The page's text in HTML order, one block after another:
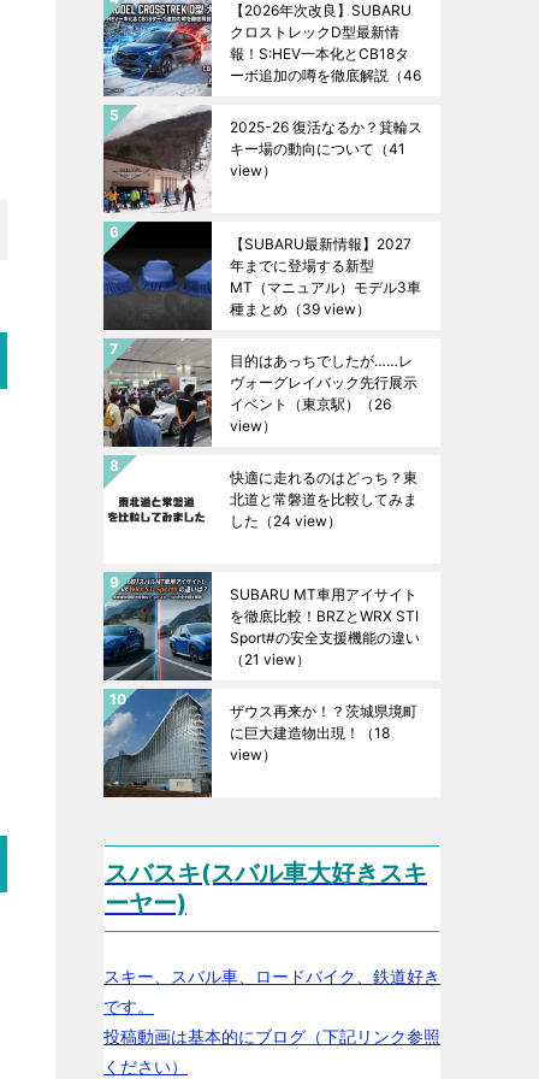
【2026年次改良】SUBARU
クロストレックD型最新情
報！S:HEV一本化とCB18タ
ーボ追加の噂を徹底解説 （46
2025-26 復活なるか？箕輪ス
キー場の動向について （41
view）
【SUBARU最新情報】2027
年までに登場する新型
MT（マニュアル）モデル3車
種まとめ （39 view）
目的はあっちでしたが……レ
ヴォーグレイバック先行展示
イベント（東京駅）
（26
view）
快適に走れるのはどっち？東
北道と常磐道を比較してみま
した （24 view）
SUBARU MT車用アイサイト
を徹底比較！BRZとWRX STI
Sport#の安全支援機能の違い
（21 view）
ザウス再来か！？茨城県境町
に巨大建造物出現！
（18
view）
スバスキ(スバル車大好きスキ
ーヤー)
スキー、スバル車、ロードバイク、鉄道好き
です。
投稿動画は基本的にブログ（下記リンク参照
ください）